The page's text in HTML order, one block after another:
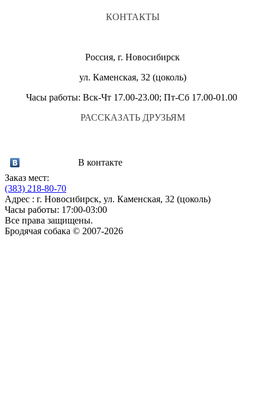
КОНТАКТЫ
Россия, г. Новосибирск
ул. Каменская, 32 (цоколь)
Часы работы: Вск-Чт 17.00-23.00; Пт-Сб 17.00-01.00
РАССКАЗАТЬ ДРУЗЬЯМ
В контакте
Заказ мест:
(383) 218-80-70
Адрес : г. Новосибирск, ул. Каменская, 32 (цоколь)
Часы работы: 17:00-03:00
Все права защищены.
Бродячая собака © 2007-2026